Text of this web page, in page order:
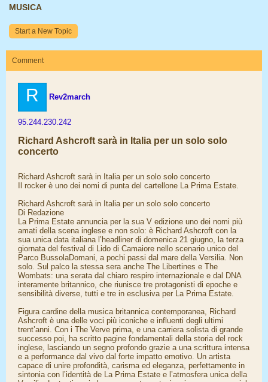
MUSICA
Start a New Topic
Comment
R Rev2march
95.244.230.242
Richard Ashcroft sarà in Italia per un solo solo
concerto
Richard Ashcroft sarà in Italia per un solo solo concerto
Il rocker è uno dei nomi di punta del cartellone La Prima Estate.
Richard Ashcroft sarà in Italia per un solo solo concerto
Di Redazione
La Prima Estate annuncia per la sua V edizione uno dei nomi più
amati della scena inglese e non solo: è Richard Ashcroft con la
sua unica data italiana l’headliner di domenica 21 giugno, la terza
giornata del festival di Lido di Camaiore nello scenario unico del
Parco BussolaDomani, a pochi passi dal mare della Versilia. Non
solo. Sul palco la stessa sera anche The Libertines e The
Wombats: una serata dal chiaro respiro internazionale e dal DNA
interamente britannico, che riunisce tre protagonisti di epoche e
sensibilità diverse, tutti e tre in esclusiva per La Prima Estate.
Figura cardine della musica britannica contemporanea, Richard
Ashcroft è una delle voci più iconiche e influenti degli ultimi
trent’anni. Con i The Verve prima, e una carriera solista di grande
successo poi, ha scritto pagine fondamentali della storia del rock
inglese, lasciando un segno profondo grazie a una scrittura intensa
e a performance dal vivo dal forte impatto emotivo. Un artista
capace di unire profondità, carisma ed eleganza, perfettamente in
sintonia con l’identità de La Prima Estate e l’atmosfera unica della